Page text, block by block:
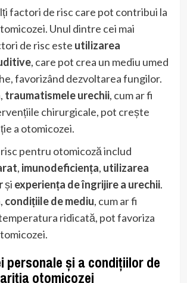
factori de risc care pot contribui la
Unul dintre cei mai
de risc este utilizarea
, care pot crea un mediu umed
favorizând dezvoltarea fungilor.
traumatismele urechii, cum ar fi
chirurgicale, pot crește
a otomicozei.
pentru otomicoză includ
, imunodeficiența, utilizarea
și experiența de îngrijire a urechii.
condițiile de mediu, cum ar fi
ridicată, pot favoriza
personale și a condițiilor de
otomicozei